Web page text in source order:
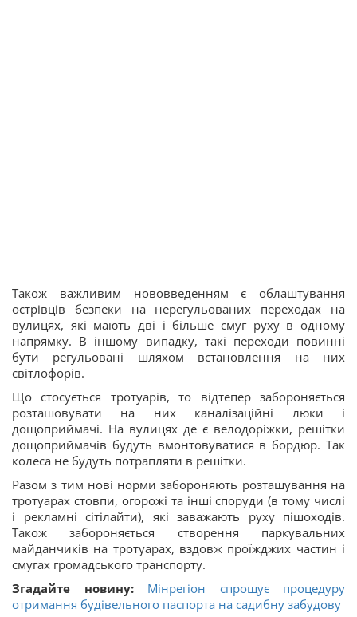
Також важливим нововведенням є облаштування
острівців безпеки на нерегульованих переходах на
вулицях, які мають дві і більше смуг руху в одному
напрямку. В іншому випадку, такі переходи повинні
бути регульовані шляхом встановлення на них
світлофорів.
Що стосується тротуарів, то відтепер забороняється
розташовувати на них каналізаційні люки і
дощоприймачі. На вулицях де є велодоріжки, решітки
дощоприймачів будуть вмонтовуватися в бордюр. Так
колеса не будуть потрапляти в решітки.
Разом з тим нові норми забороняють розташування на
тротуарах стовпи, огорожі та інші споруди (в тому числі
і рекламні сітілайти), які заважають руху пішоходів.
Також забороняється створення паркувальних
майданчиків на тротуарах, вздовж проїжджих частин і
смугах громадського транспорту.
Згадайте новину:
Мінрегіон спрощує процедуру
отримання будівельного паспорта на садибну забудову